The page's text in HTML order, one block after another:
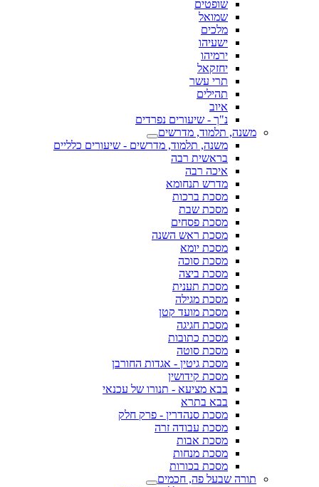
שופטים
שמואל
מלכים
ישעיהו
ירמיהו
יחזקאל
תרי עשר
תהילים
איוב
נ"ך - שיעורים נפרדים
משנה, תלמוד, מדרשים
משנה, תלמוד, מדרשים - שיעורים כלליים
בראשית רבה
איכה רבה
מדרש תנחומא
מסכת ברכות
מסכת שבת
מסכת פסחים
מסכת ראש השנה
מסכת יומא
מסכת סוכה
מסכת ביצה
מסכת תענית
מסכת מגילה
מסכת מועד קטן
מסכת חגיגה
מסכת כתובות
מסכת סוטה
מסכת גיטין - אגדות החורבן
מסכת קידושין
בבא מציעא - תנורו של עכנאי
בבא בתרא
מסכת סנהדרין - פרק חלק
מסכת עבודה זרה
מסכת אבות
מסכת מנחות
מסכת בכורות
תורה שבעל פה, חכמים